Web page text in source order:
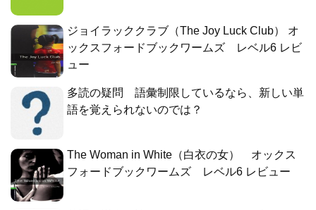
ジョイラッククラブ（The Joy Luck Club） オ
ックスフォードブックワームズ レベル6 レビ
ュー
多読の疑問 語彙制限しているなら、新しい単
語を覚えられないのでは？
The Woman in White（白衣の女） オックス
フォードブックワームズ レベル6 レビュー